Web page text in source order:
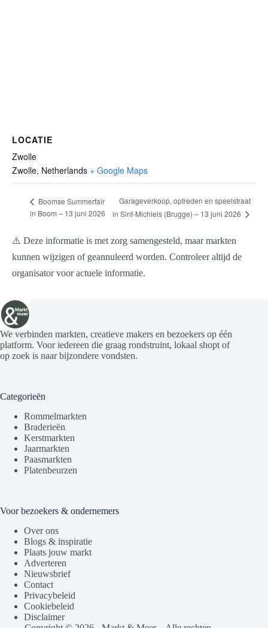
LOCATIE
Zwolle
Zwolle, Netherlands + Google Maps
Boomse Summerfair
in Boom – 13 juni 2026
Garageverkoop, optreden en speelstraat
in Sint-Michiels (Brugge) – 13 juni 2026
⚠️ Deze informatie is met zorg samengesteld, maar markten
kunnen wijzigen of geannuleerd worden. Controleer altijd de
organisator voor actuele informatie.
We verbinden markten, creatieve makers en bezoekers op één
platform. Voor iedereen die graag rondstruint, lokaal shopt of
op zoek is naar bijzondere vondsten.
Categorieën
Rommelmarkten
Braderieën
Kerstmarkten
Jaarmarkten
Paasmarkten
Platenbeurzen
Voor bezoekers & ondernemers
Over ons
Blogs & inspiratie
Plaats jouw markt
Adverteren
Nieuwsbrief
Contact
Privacybeleid
Cookiebeleid
Disclaimer